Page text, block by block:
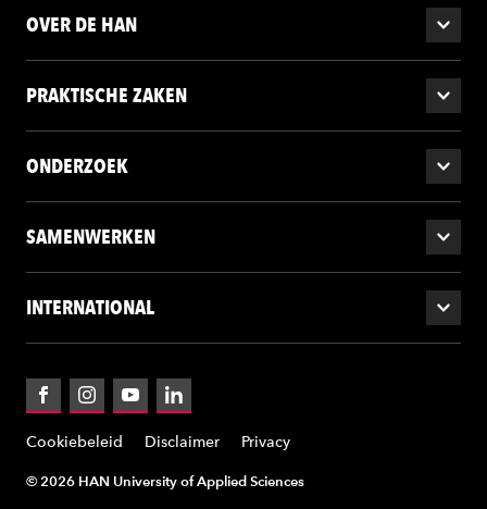
OVER DE HAN
PRAKTISCHE ZAKEN
ONDERZOEK
SAMENWERKEN
INTERNATIONAL
FacebookInstagramYouTubeLinkedIn
Cookiebeleid Disclaimer Privacy
© 2026 HAN University of Applied Sciences